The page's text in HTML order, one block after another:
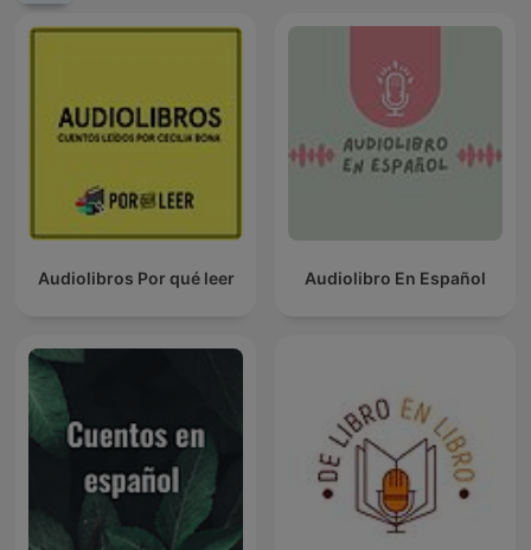
Audiolibros Por qué leer Audiolibro En Español